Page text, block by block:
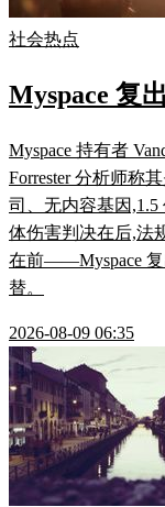
社会热点
Myspace 复
Myspace 持有者
Forrester 分析师称
司、无内容基因,1.5
体伤害判决在后,法
在前——Myspace 复
替。
2026-08-09 06:35